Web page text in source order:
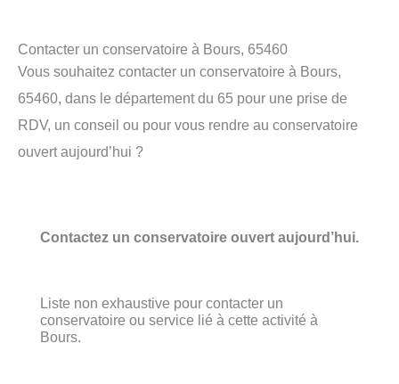
Contacter un conservatoire à Bours, 65460
Vous souhaitez contacter un conservatoire à Bours,
65460, dans le département du 65 pour une prise de
RDV, un conseil ou pour vous rendre au conservatoire
ouvert aujourd’hui ?
Contactez un conservatoire ouvert aujourd’hui.
Liste non exhaustive pour contacter un
conservatoire ou service lié à cette activité à
Bours.